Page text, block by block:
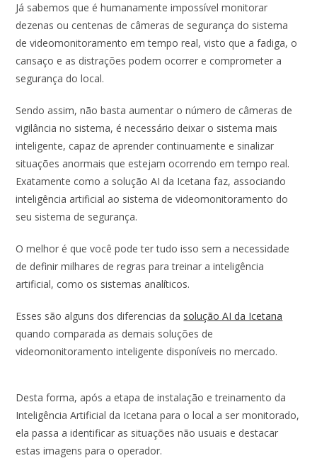
Já sabemos que é humanamente impossível monitorar
dezenas ou centenas de câmeras de segurança do sistema
de videomonitoramento em tempo real, visto que a fadiga, o
cansaço e as distrações podem ocorrer e comprometer a
segurança do local.
Sendo assim, não basta aumentar o número de câmeras de
vigilância no sistema, é necessário deixar o sistema mais
inteligente, capaz de aprender continuamente e sinalizar
situações anormais que estejam ocorrendo em tempo real.
Exatamente como a solução AI da Icetana faz, associando
inteligência artificial ao sistema de videomonitoramento do
seu sistema de segurança.
O melhor é que você pode ter tudo isso sem a necessidade
de definir milhares de regras para treinar a inteligência
artificial, como os sistemas analíticos.
Esses são alguns dos diferencias da solução AI da Icetana
quando comparada as demais soluções de
videomonitoramento inteligente disponíveis no mercado.
Desta forma, após a etapa de instalação e treinamento da
Inteligência Artificial da Icetana para o local a ser monitorado,
ela passa a identificar as situações não usuais e destacar
estas imagens para o operador.